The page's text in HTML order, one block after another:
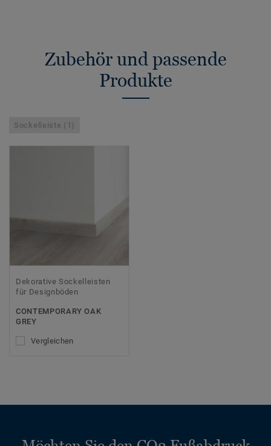
Zubehör und passende
Produkte
Sockelleiste (1)
Dekorative Sockelleisten
für Designböden
CONTEMPORARY OAK
GREY
Vergleichen